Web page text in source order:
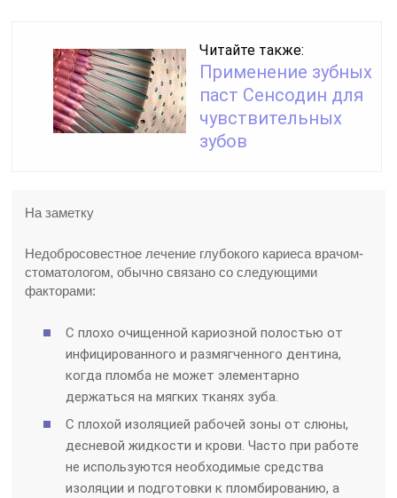
Читайте также:
Применение зубных
паст Сенсодин для
чувствительных
зубов
На заметку
Недобросовестное лечение глубокого кариеса врачом-
стоматологом, обычно связано со следующими
факторами:
С плохо очищенной кариозной полостью от
инфицированного и размягченного дентина,
когда пломба не может элементарно
держаться на мягких тканях зуба.
С плохой изоляцией рабочей зоны от слюны,
десневой жидкости и крови. Часто при работе
не используются необходимые средства
изоляции и подготовки к пломбированию, а